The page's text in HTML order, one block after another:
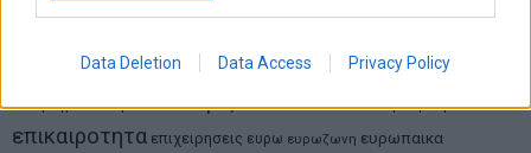
Data Deletion Data Access Privacy Policy
Χρηματιστηριο Αθηνων αεπ αθλητικα αναπτυξη βουλη γερμανια
διαπραγματευση δντεκλογες εκτ ελλαδα εμπορευματα
επικαιροτητα επιχειρησεις ευρω ευρωζωνη ευρωπαικα